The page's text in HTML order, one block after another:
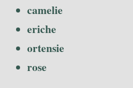
camelie
eriche
ortensie
rose